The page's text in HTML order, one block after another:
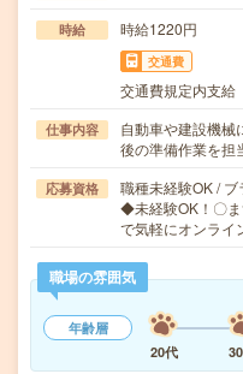
時給 時給1220円
交通費
交通費規定内支給
仕事内容
自動車や建設機械
後の準備作業を
応募資格
職種未経験OK /
◆未経験OK！〇
で気軽にオンラ
職場の雰囲気
年齢層
20代